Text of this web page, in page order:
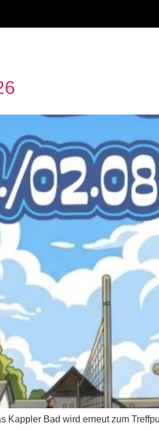
Kappler Bad wird erneut zum